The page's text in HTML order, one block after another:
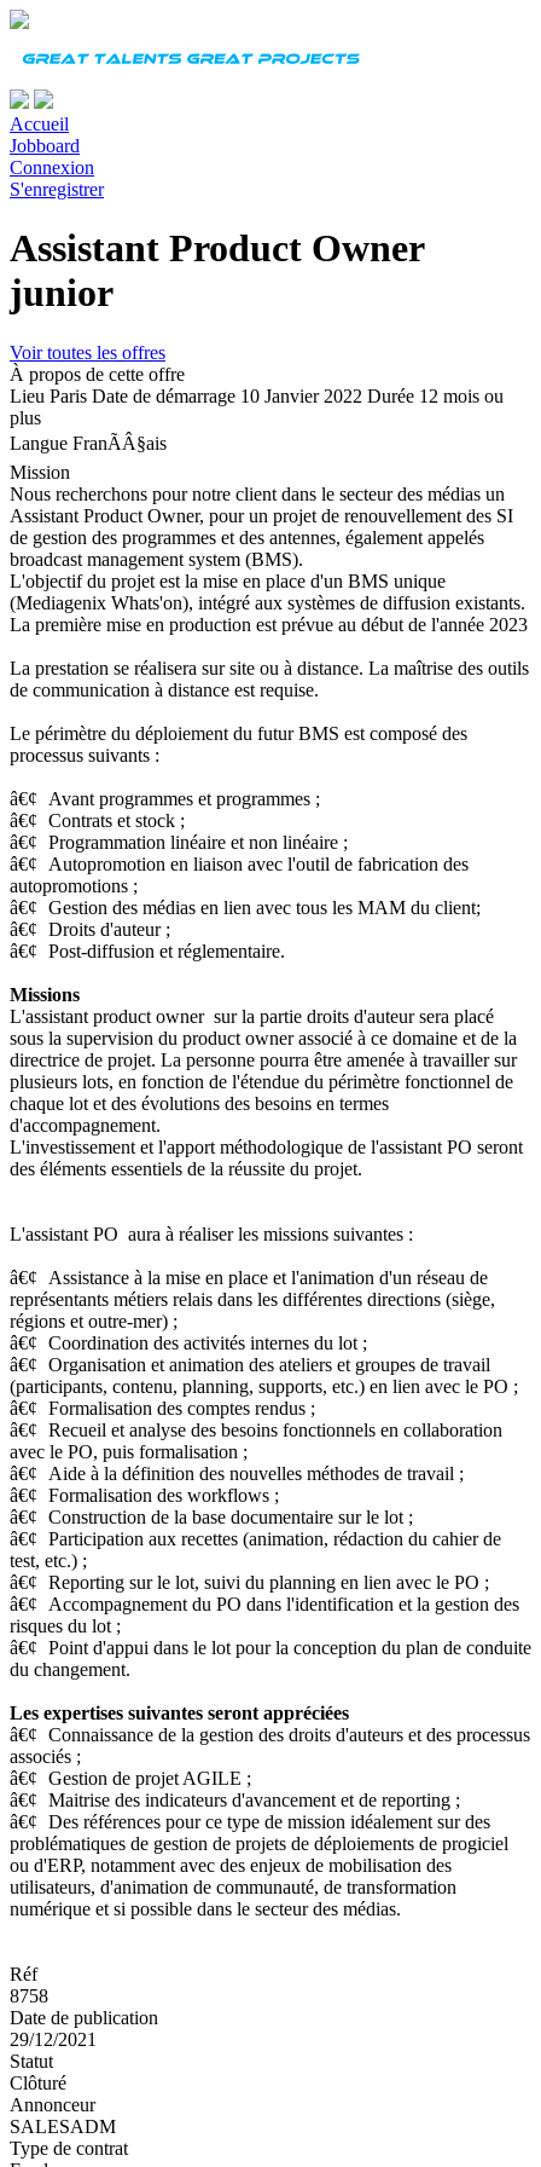
Accueil
Jobboard
Connexion
S'enregistrer
Assistant Product Owner
junior
Voir toutes les offres
À propos de cette offre
Lieu Paris Date de démarrage 10 Janvier 2022 Durée 12 mois ou
plus
Langue FranÃÂ§ais
Mission
Nous recherchons pour notre client dans le secteur des médias un
Assistant Product Owner, pour un projet de renouvellement des SI
de gestion des programmes et des antennes, également appelés
broadcast management system (BMS).
L'objectif du projet est la mise en place d'un BMS unique
(Mediagenix Whats'on), intégré aux systèmes de diffusion existants.
La première mise en production est prévue au début de l'année 2023
La prestation se réalisera sur site ou à distance. La maîtrise des outils
de communication à distance est requise.
Le périmètre du déploiement du futur BMS est composé des
processus suivants :
â€¢
Avant programmes et programmes ;
â€¢ Contrats et stock ;
â€¢ Programmation linéaire et non linéaire ;
â€¢
Autopromotion en liaison avec l'outil de fabrication des
autopromotions ;
â€¢ Gestion des médias en lien avec tous les MAM du client;
â€¢ Droits d'auteur ;
â€¢ Post-diffusion et réglementaire.
Missions
L'assistant product owner sur la partie droits d'auteur sera placé
sous la supervision du product owner associé à ce domaine et de la
directrice de projet. La personne pourra être amenée à travailler sur
plusieurs lots, en fonction de l'étendue du périmètre fonctionnel de
chaque lot et des évolutions des besoins en termes
d'accompagnement.
L'investissement et l'apport méthodologique de l'assistant PO seront
des éléments essentiels de la réussite du projet.
L'assistant PO aura à réaliser les missions suivantes :
â€¢
Assistance à la mise en place et l'animation d'un réseau de
représentants métiers relais dans les différentes directions (siège,
régions et outre-mer) ;
â€¢ Coordination des activités internes du lot ;
â€¢ Organisation et animation des ateliers et groupes de travail
(participants, contenu, planning, supports, etc.) en lien avec le PO ;
â€¢ Formalisation des comptes rendus ;
â€¢ Recueil et analyse des besoins fonctionnels en collaboration
avec le PO, puis formalisation ;
â€¢
Aide à la définition des nouvelles méthodes de travail ;
â€¢ Formalisation des workflows ;
â€¢ Construction de la base documentaire sur le lot ;
â€¢ Participation aux recettes (animation, rédaction du cahier de
test, etc.) ;
â€¢ Reporting sur le lot, suivi du planning en lien avec le PO ;
â€¢
Accompagnement du PO dans l'identification et la gestion des
risques du lot ;
â€¢ Point d'appui dans le lot pour la conception du plan de conduite
du changement.
Les expertises suivantes seront appréciées
â€¢ Connaissance de la gestion des droits d'auteurs et des processus
associés ;
â€¢ Gestion de projet AGILE ;
â€¢ Maitrise des indicateurs d'avancement et de reporting ;
â€¢ Des références pour ce type de mission idéalement sur des
problématiques de gestion de projets de déploiements de progiciel
ou d'ERP, notamment avec des enjeux de mobilisation des
utilisateurs, d'animation de communauté, de transformation
numérique et si possible dans le secteur des médias.
Réf
8758
Date de publication
29/12/2021
Statut
Clôturé
Annonceur
SALESADM
Type de contrat